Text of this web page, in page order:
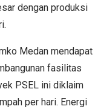
dengan produksi
Medan mendapat
fasilitas
PSEL ini diklaim
per hari. Energi